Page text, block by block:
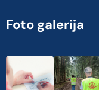
Foto galerija